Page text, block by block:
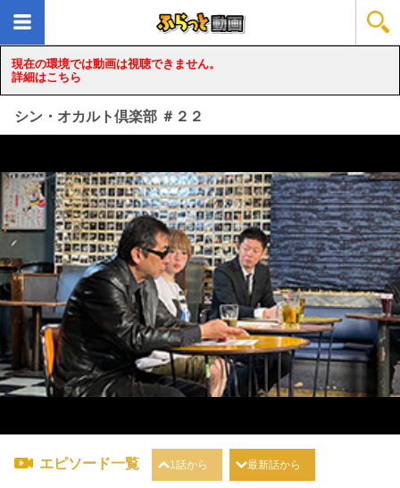
現在の環境では動画は視聴できません。
詳細はこちら
シン・オカルト倶楽部 ＃２２
loading...
エピソード一覧 1話から 最新話から